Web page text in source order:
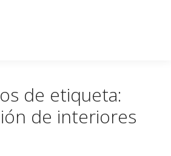
de etiqueta:
de interiores